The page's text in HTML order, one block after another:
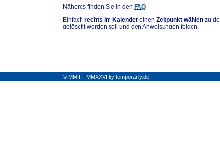
Näheres finden Sie in den FAQ
Einfach rechts im Kalender einen Zeitpunkt wählen zu
gelöscht werden soll und den Anweisungen folgen.
© MMIII - MMXXVI by temporarily.de